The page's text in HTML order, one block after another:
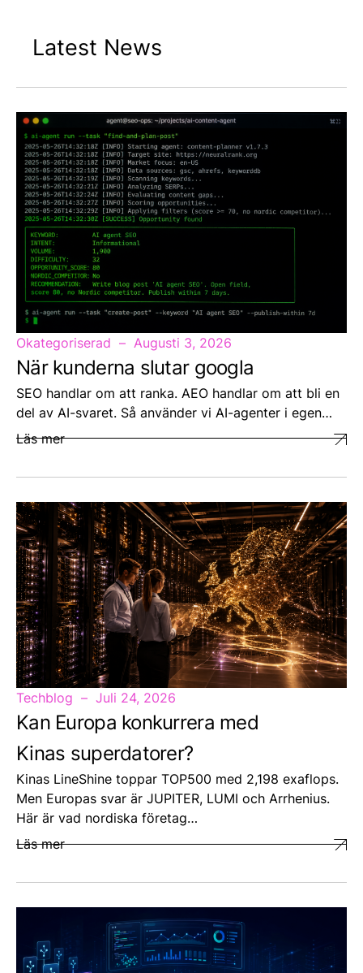
Latest News
Okategoriserad Augusti 3, 2026
När kunderna slutar googla
SEO handlar om att ranka. AEO handlar om att bli en
del av AI-svaret. Så använder vi AI-agenter i egen…
Läs mer
Techblog Juli 24, 2026
Kan Europa konkurrera med
Kinas superdatorer?
Kinas LineShine toppar TOP500 med 2,198 exaflops.
Men Europas svar är JUPITER, LUMI och Arrhenius.
Här är vad nordiska företag…
Läs mer